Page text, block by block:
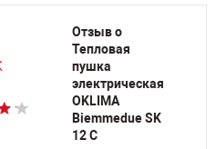
Отзыв о
Тепловая
пушка
электрическая
OKLIMA
Biemmedue SK
12 C